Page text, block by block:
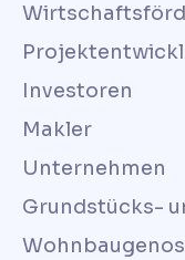
Investoren
Makler
Unternehmen
Grundstücks-